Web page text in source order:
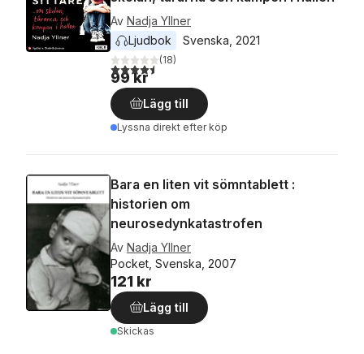
Av Nadja Yllner
Ljudbok
Svenska 2021
4,5utav 5 stjärnor. Totalt antal röster:
(18)
99 kr
Lägg till
Lyssna direkt efter köp
Bara en liten vit sömntablett :
historien om
neurosedynkatastrofen
Av Nadja Yllner
Pocket, Svenska, 2007
121 kr
Lägg till
Skickas